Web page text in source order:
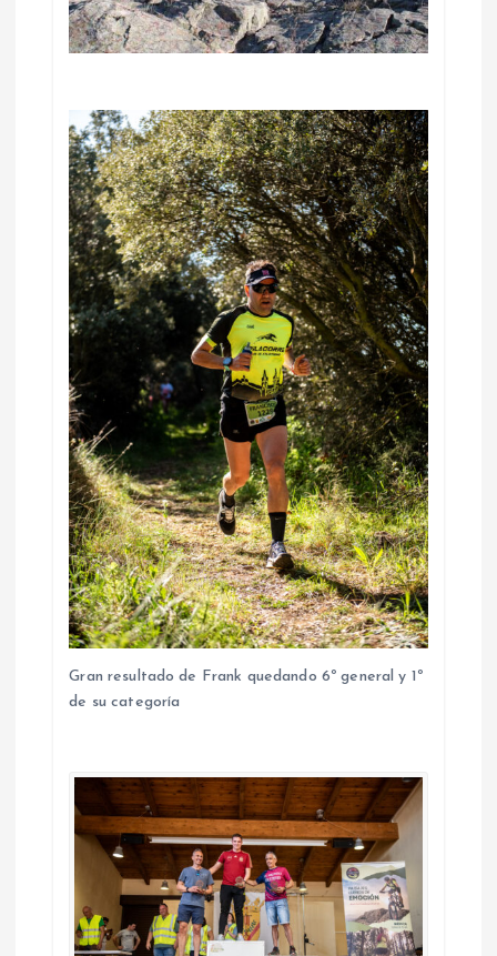
Gran resultado de Frank quedando 6º general y 1º
de su categoría